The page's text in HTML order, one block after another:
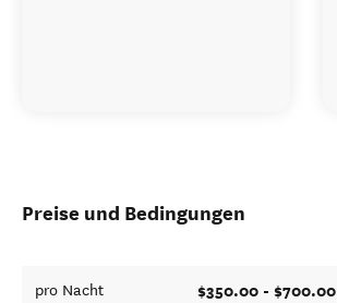
Preise und Bedingungen
pro Nacht $350.00 - $700.00